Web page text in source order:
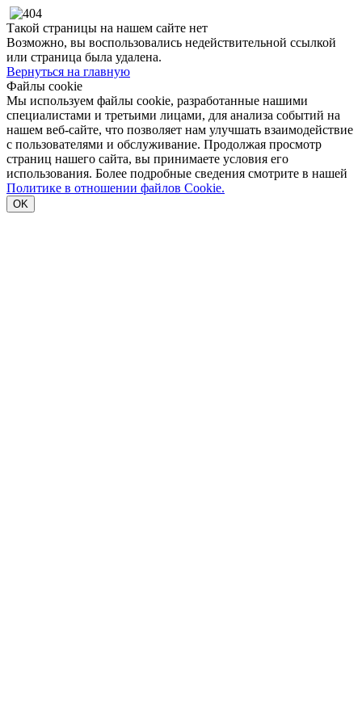
Такой страницы на нашем сайте нет
Возможно, вы воспользовались недействительной ссылкой
или страница была удалена.
Вернуться на главную
Файлы cookie
Мы используем файлы cookie, разработанные нашими
специалистами и третьими лицами, для анализа событий на
нашем веб-сайте, что позволяет нам улучшать взаимодействие
с пользователями и обслуживание. Продолжая просмотр
страниц нашего сайта, вы принимаете условия его
использования. Более подробные сведения смотрите в нашей
Политике в отношении файлов Cookie.
OK